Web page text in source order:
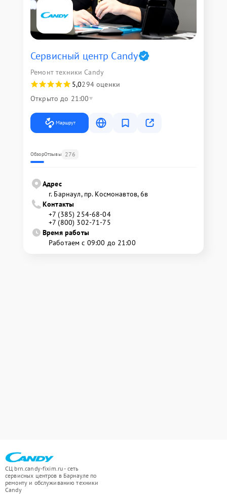
Сервисный центр Candy
Ремонт техники Candy
5,0294 оценки
Открыто до 21:00
Маршрут
ОбзорОтзывы 276
Адрес
г. Барнаул, ​пр. Космонавтов, 6в
Контакты
+7 (385) 254-68-04
+7 (800) 302-71-75
Время работы
Работаем с 09:00 до 21:00
СЦ brn.candy-fixim.ru - сеть
сервисных центров в Барнауле по
ремонту и обслуживанию техники
Candy